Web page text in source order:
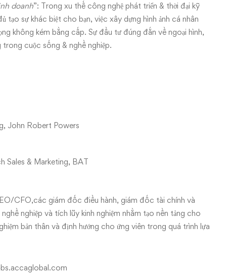
doanh”: Trong xu thế công nghệ phát triển & thời đại kỹ
sự khác biệt cho bạn, việc xây dựng hình ảnh cá nhân
không kém bằng cấp. Sự đầu tư đúng đắn về ngoại hình,
cuộc sống & nghề nghiệp.
John Robert Powers
Sales & Marketing, BAT
CFO,các giám đốc điều hành, giám đốc tài chính và
nghiệp và tích lũy kinh nghiệm nhằm tạo nền tảng cho
bản thân và định hướng cho ứng viên trong quá trình lựa